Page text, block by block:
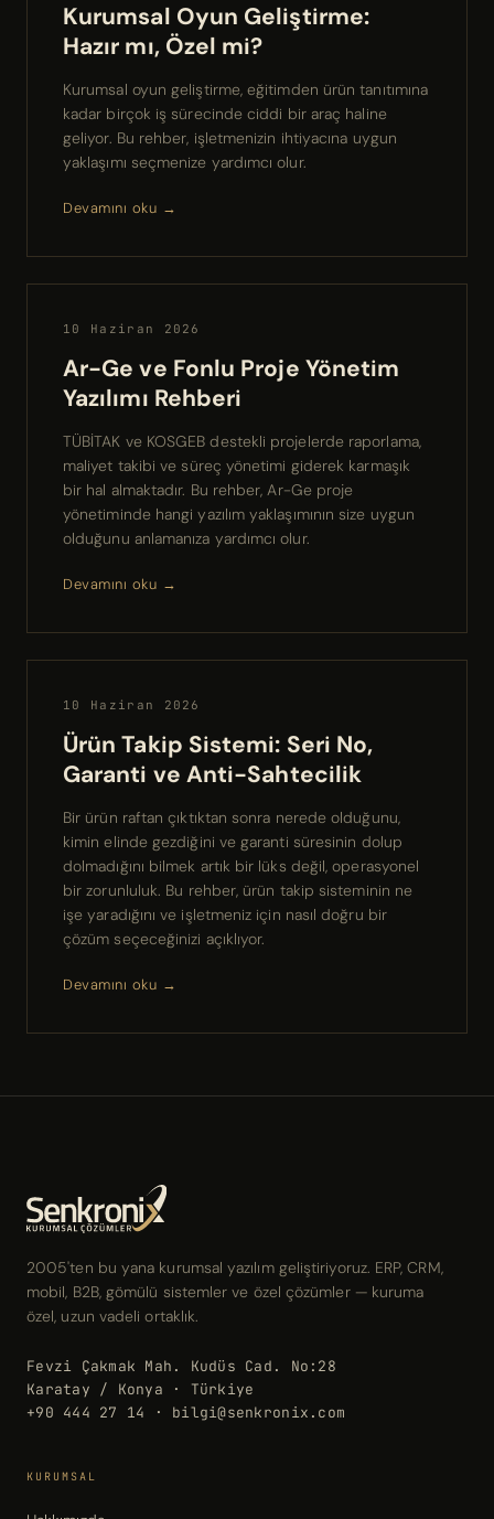
Kurumsal Oyun Geliştirme:
Hazır mı, Özel mi?
Kurumsal oyun geliştirme, eğitimden ürün tanıtımına
kadar birçok iş sürecinde ciddi bir araç haline
geliyor. Bu rehber, işletmenizin ihtiyacına uygun
yaklaşımı seçmenize yardımcı olur.
Devamını oku →
10 Haziran 2026
Ar-Ge ve Fonlu Proje Yönetim
Yazılımı Rehberi
TÜBİTAK ve KOSGEB destekli projelerde raporlama,
maliyet takibi ve süreç yönetimi giderek karmaşık
bir hal almaktadır. Bu rehber, Ar-Ge proje
yönetiminde hangi yazılım yaklaşımının size uygun
olduğunu anlamanıza yardımcı olur.
Devamını oku →
10 Haziran 2026
Ürün Takip Sistemi: Seri No,
Garanti ve Anti-Sahtecilik
Bir ürün raftan çıktıktan sonra nerede olduğunu,
kimin elinde gezdiğini ve garanti süresinin dolup
dolmadığını bilmek artık bir lüks değil, operasyonel
bir zorunluluk. Bu rehber, ürün takip sisteminin ne
işe yaradığını ve işletmeniz için nasıl doğru bir
çözüm seçeceğinizi açıklıyor.
Devamını oku →
2005'ten bu yana kurumsal yazılım geliştiriyoruz. ERP, CRM,
mobil, B2B, gömülü sistemler ve özel çözümler — kuruma
özel, uzun vadeli ortaklık.
Fevzi Çakmak Mah. Kudüs Cad. No:28
Karatay / Konya · Türkiye
+90 444 27 14 · bilgi@senkronix.com
KURUMSAL